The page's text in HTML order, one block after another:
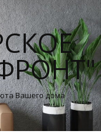
Вашего дома